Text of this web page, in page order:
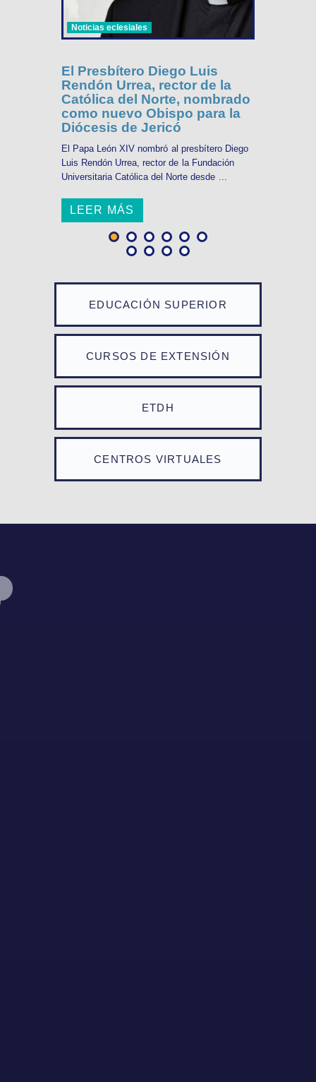
EDUCACIÓN SUPERIOR
CURSOS DE EXTENSIÓN
ETDH
CENTROS VIRTUALES
Noticias eclesiales
El Presbítero Diego Luis
Rendón Urrea, rector de la
Católica del Norte, nombrado
como nuevo Obispo para la
Diócesis de Jericó
El Papa León XIV nombró al presbítero Diego
Luis Rendón Urrea, rector de la Fundación
Universitaria Católica del Norte desde ...
LEER MÁS